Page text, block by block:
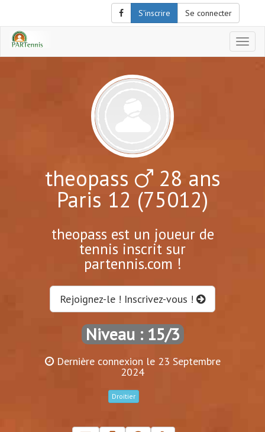
S'inscrire Se connecter
le
theopass 28 ans
Paris 12 (75012)
theopass est un joueur de
tennis inscrit sur
partennis.com !
Rejoignez-le ! Inscrivez-vous !
Niveau : 15/3
Dernière connexion le 23 Septembre
2024
Droitier